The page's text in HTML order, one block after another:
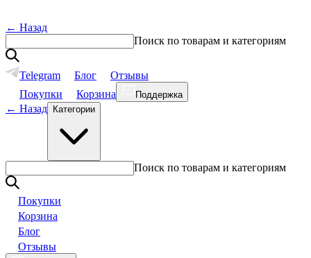
← Назад
Поиск по товарам и категориям
Telegram Блог
Отзывы
Покупки
Корзина Поддержка
← Назад Категории
Поиск по товарам и категориям
Покупки
Корзина
Блог
Отзывы